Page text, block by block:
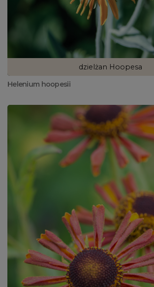
dzielżan Hoopesa
Helenium hoopesii